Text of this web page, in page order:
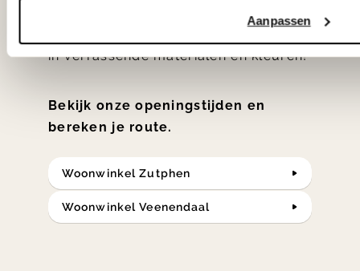
Aanpassen
samengesteld met de mooiste
klassiekers en de nieuwste ontwerpen
in verrassende materialen en kleuren!
Bekijk onze openingstijden en
bereken je route.
Woonwinkel Zutphen
Woonwinkel Veenendaal